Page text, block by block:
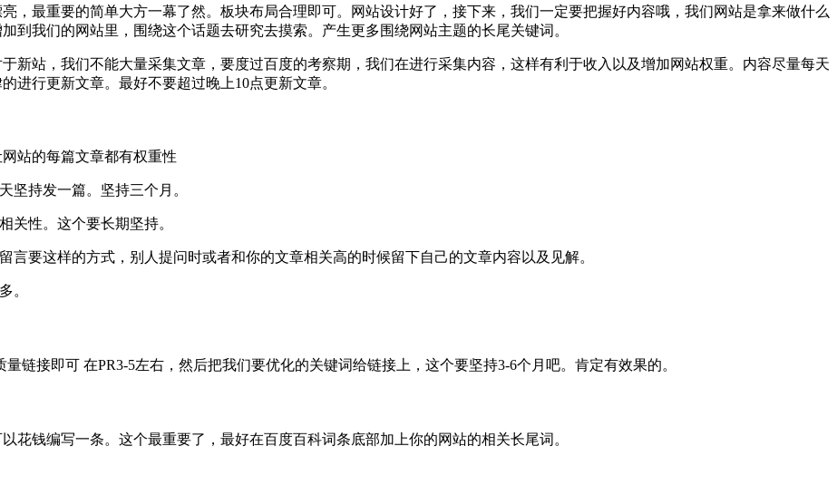
最重要的简单大方一幕了然。板块布局合理即可。网站设计好了，接下来，我们一定要把握好内容哦，我们网站是拿来做什么
到我们的网站里，围绕这个话题去研究去摸索。产生更多围绕网站主题的长尾关键词。
站，我们不能大量采集文章，要度过百度的考察期，我们在进行采集内容，这样有利于收入以及增加网站权重。内容尽量每天
进行更新文章。最好不要超过晚上10点更新文章。
站的每篇文章都有权重性
持发一篇。坚持三个月。
性。这个要长期坚持。
要这样的方式，别人提问时或者和你的文章相关高的时候留下自己的文章内容以及见解。
。
接即可 在PR3-5左右，然后把我们要优化的关键词给链接上，这个要坚持3-6个月吧。肯定有效果的。
钱编写一条。这个最重要了，最好在百度百科词条底部加上你的网站的相关长尾词。